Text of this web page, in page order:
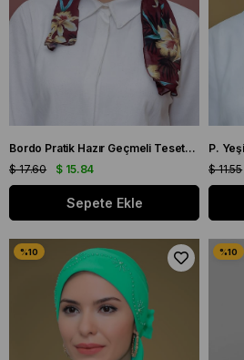
Bordo Pratik Hazır Geçmeli Tesettür Bone Sandy Kumaş Desenli Şifon Kemerli 1205D_16
$ 15.84
$ 17.60
Sepete Ekle
$ 11.55